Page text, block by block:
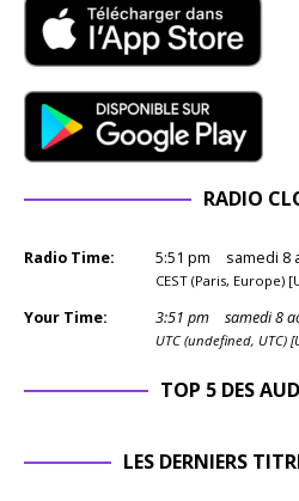
RADIO
Radio Time: 5:51 pm samedi 8
CEST (Paris, Europe)
Your Time: 3:51 pm samedi 8
UTC (undefined, UTC)
TOP 5 DES
LES DERNIERS